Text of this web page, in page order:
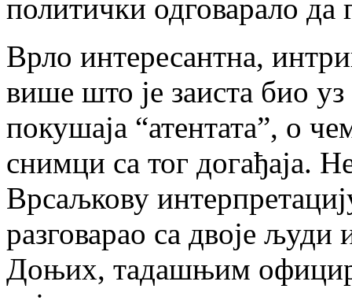
политички одговарало да
Врло интересантна,
више што је заиста био
покушаја “атентата”, о
снимци са тог догађаја.
Врсаљкову
разговарао са двоје
Доњих, тадашњим